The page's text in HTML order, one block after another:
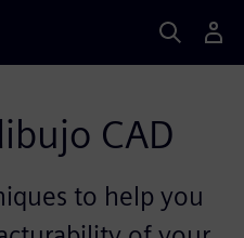
CAD
to help you